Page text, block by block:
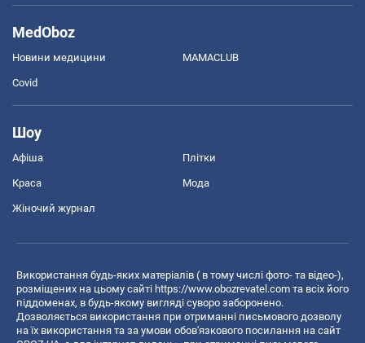
MedOboz
Новини медицини MAMACLUB
Covid
Шоу
Афіша Плітки
Краса Мода
Жіночий журнал
Використання будь-яких матеріалів ( в тому числі фото- та відео-),
розміщених на цьому сайті https://www.obozrevatel.com та всіх його
піддоменах, в будь-якому вигляді суворо заборонено.
Дозволяється використання при отриманні письмового дозволу
на їх використання та за умови обов'язкового посилання на сайт